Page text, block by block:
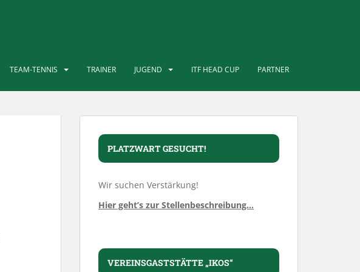
TEAM-TENNIS TRAINER JUGEND ITF HEAD CUP PARTNER
PLATZWART GESUCHT!
Wir suchen Verstärkung!
Hier geht’s zur Stellenbeschreibung…
VEREINSGASTSTÄTTE „IKOS“